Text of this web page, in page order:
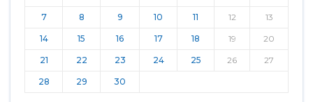
7 8 9 10 11 12 13
14 15 16 17 18 19 20
21 22 23 24 25 26 27
28 29 30